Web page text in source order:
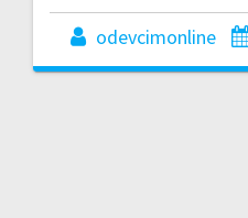
odevcimonline